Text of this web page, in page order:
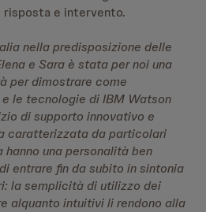
e intervento.
nella predisposizione delle
e Sara è stata per noi una
per dimostrare come
le tecnologie di IBM Watson
di supporto innovativo e
caratterizzata da particolari
una personalità ben
entrare fin da subito in sintonia
la semplicità di utilizzo dei
alquanto intuitivi li rendono alla